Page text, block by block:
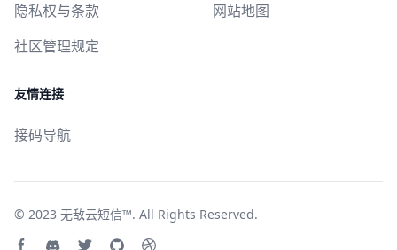
隐私权与条款
社区管理规定
网站地图
友情连接
接码导航
© 2023 无敌云短信™. All Rights Reserved.